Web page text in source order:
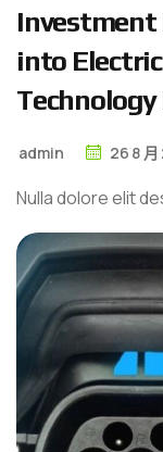
Investment
into Electric
Technology
admin 26 8 月
Nulla dolore elit